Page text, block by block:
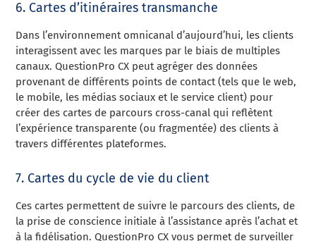
6. Cartes d’itinéraires transmanche
Dans l’environnement omnicanal d’aujourd’hui, les clients
interagissent avec les marques par le biais de multiples
canaux. QuestionPro CX peut agréger des données
provenant de différents points de contact (tels que le web,
le mobile, les médias sociaux et le service client) pour
créer des cartes de parcours cross-canal qui reflètent
l’expérience transparente (ou fragmentée) des clients à
travers différentes plateformes.
7. Cartes du cycle de vie du client
Ces cartes permettent de suivre le parcours des clients, de
la prise de conscience initiale à l’assistance après l’achat et
à la fidélisation. QuestionPro CX vous permet de surveiller